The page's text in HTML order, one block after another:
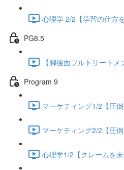
心理学 2/2【学習の仕方
PG8.5
【脚後面フルトリート
Program 9
マーケティング1/2【圧
マーケティング2/2【圧
心理学1/2【クレームを